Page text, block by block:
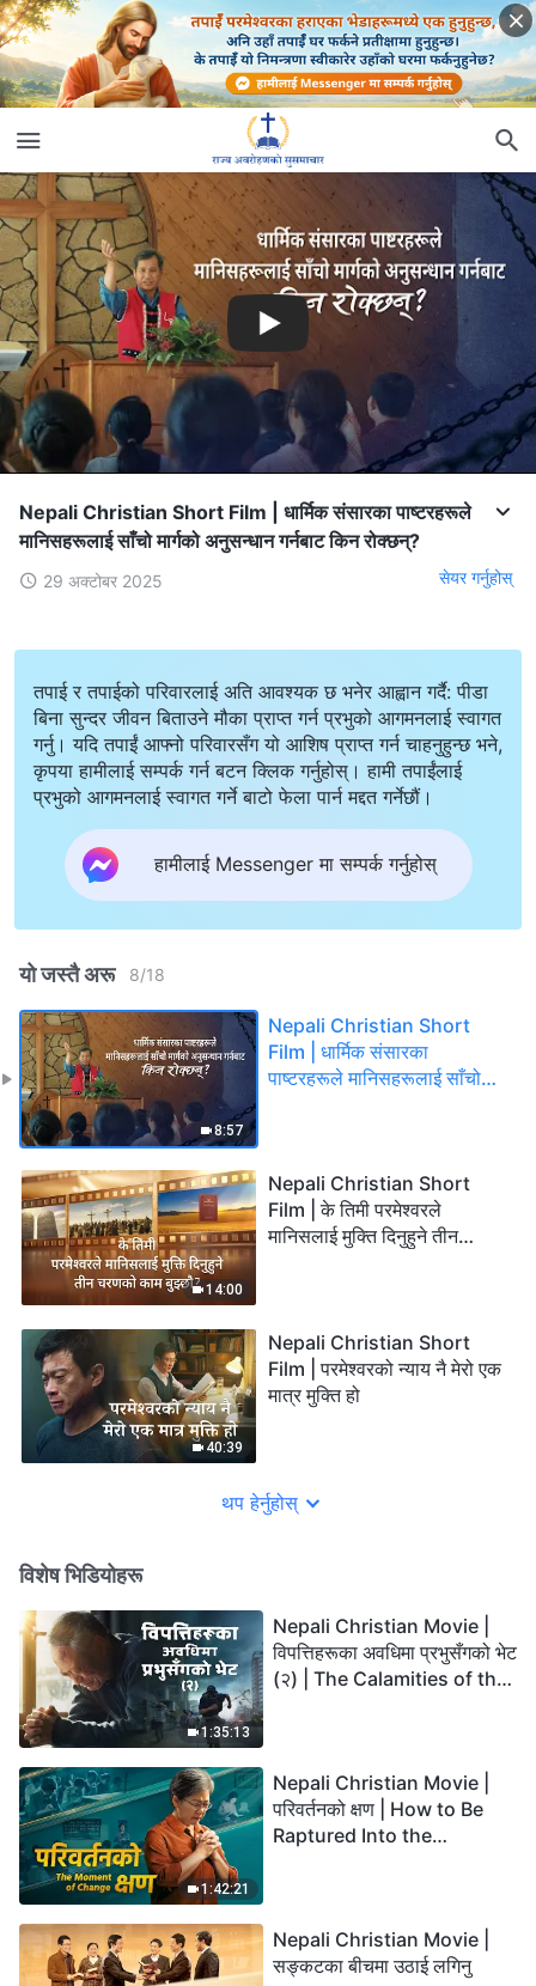
Nepali Christian Short Film | धार्मिक संसारका पाष्टरहरूले
मानिसहरूलाई साँचो मार्गको अनुसन्धान गर्नबाट किन रोक्छन्?
29 अक्टोबर 2025 सेयर गर्नुहोस्
तपाई र तपाईको परिवारलाई अति आवश्यक छ भनेर आह्वान गर्दै: पीडा
बिना सुन्दर जीवन बिताउने मौका प्राप्त गर्न प्रभुको आगमनलाई स्वागत
गर्नु। यदि तपाईं आफ्नो परिवारसँग यो आशिष प्राप्त गर्न चाहनुहुन्छ भने,
कृपया हामीलाई सम्पर्क गर्न बटन क्लिक गर्नुहोस्। हामी तपाईंलाई
प्रभुको आगमनलाई स्वागत गर्ने बाटो फेला पार्न मद्दत गर्नेछौं।
हामीलाई Messenger मा सम्पर्क गर्नुहोस्
यो जस्तै अरू 8/18
8:57
Nepali Christian Short
Film | धार्मिक संसारका
पाष्टरहरूले मानिसहरूलाई साँचो
14:00
Nepali Christian Short
Film | के तिमी परमेश्‍वरले
मानिसलाई मुक्ति दिनुहुने तीन
40:39
Nepali Christian Short
Film | परमेश्‍वरको न्याय नै मेरो एक
मात्र मुक्ति हो
थप हेर्नुहोस्
विशेष भिडियोहरू
1:35:13
Nepali Christian Movie |
विपत्तिहरूका अवधिमा प्रभुसँगको भेट
(२) | The Calamities of the
1:42:21
Nepali Christian Movie |
परिवर्तनको क्षण | How to Be
Raptured Into the
Nepali Christian Movie |
सङ्कटका बीचमा उठाई लगिनु